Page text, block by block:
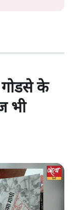
गोडसे के
भी